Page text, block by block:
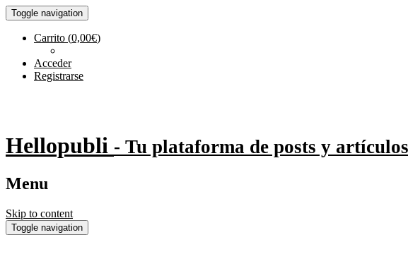
Toggle navigation
Carrito (0,00€)
Acceder
Registrarse
Hellopubli - Tu plataforma de posts y
Menu
Skip to content
Toggle navigation